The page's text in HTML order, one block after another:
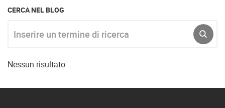
CERCA NEL BLOG
INVIA
Nessun risultato